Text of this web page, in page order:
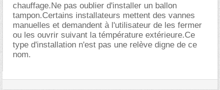
chauffage.Ne pas oublier d'installer un ballon
tampon.Certains installateurs mettent des vannes
manuelles et demandent à l'utilisateur de les fermer
ou les ouvrir suivant la témpérature extérieure.Ce
type d'installation n'est pas une relève digne de ce
nom.